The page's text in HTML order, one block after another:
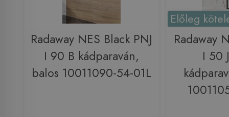
Radaway NES Black PNJ
I 90 B kádparaván,
balos 10011090-54-01L
Előleg
Radaway
I 50